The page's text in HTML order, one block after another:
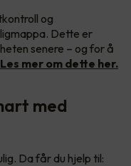
og
Dette er
senere – og for å
Les mer om dette her.
med
Da får du hjelp til: